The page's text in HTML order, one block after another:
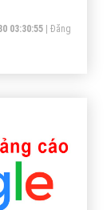
03:30:55|Đăng